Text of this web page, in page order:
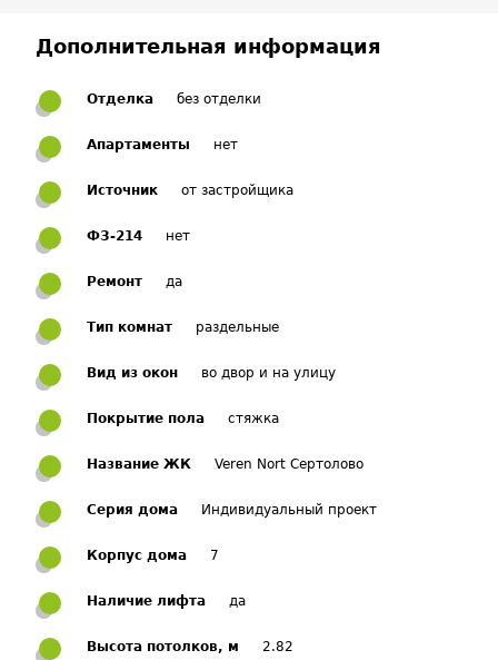
Дополнительная информация
Отделка без отделки
Апартаменты нет
Источник от застройщика
ФЗ-214 нет
Ремонт да
Тип комнат раздельные
Вид из окон во двор и на улицу
Покрытие пола стяжка
Название ЖК Veren Nort Сертолово
Серия дома Индивидуальный проект
Корпус дома 7
Наличие лифта да
Высота потолков, м 2.82